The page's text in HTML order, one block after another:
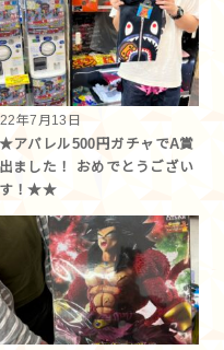
年7月13日
パレル500円ガチャでA賞
ました！ おめでとうござい
す！★★